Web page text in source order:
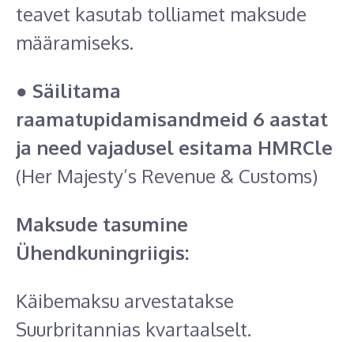
teavet kasutab tolliamet maksude
määramiseks.
● Säilitama
raamatupidamisandmeid 6 aastat
ja need vajadusel esitama HMRCle
(Her Majesty’s Revenue & Customs)
Maksude tasumine
Ühendkuningriigis:
Käibemaksu arvestatakse
Suurbritannias kvartaalselt.